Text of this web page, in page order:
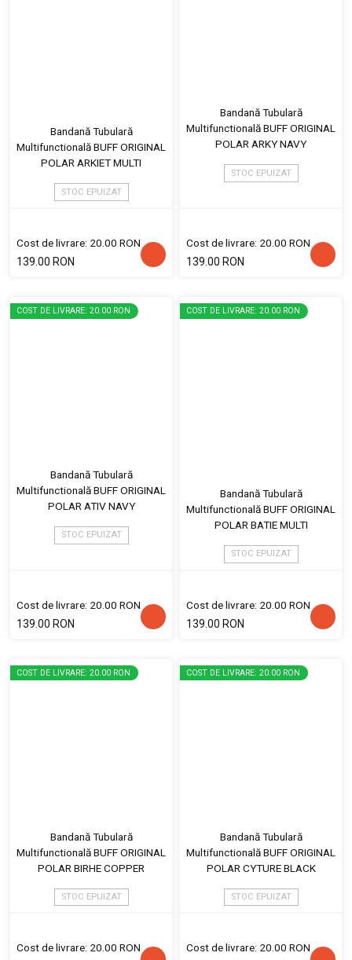
Bandană Tubulară
Multifunctională BUFF ORIGINAL
POLAR ARKIET MULTI
STOC EPUIZAT
Cost de livrare: 20.00 RON
139.00 RON
Bandană Tubulară
Multifunctională BUFF ORIGINAL
POLAR ARKY NAVY
STOC EPUIZAT
Cost de livrare: 20.00 RON
139.00 RON
COST DE LIVRARE: 20.00 RON
Bandană Tubulară
Multifunctională BUFF ORIGINAL
POLAR ATIV NAVY
STOC EPUIZAT
Cost de livrare: 20.00 RON
139.00 RON
COST DE LIVRARE: 20.00 RON
Bandană Tubulară
Multifunctională BUFF ORIGINAL
POLAR BATIE MULTI
STOC EPUIZAT
Cost de livrare: 20.00 RON
139.00 RON
COST DE LIVRARE: 20.00 RON
Bandană Tubulară
Multifunctională BUFF ORIGINAL
POLAR BIRHE COPPER
STOC EPUIZAT
Cost de livrare: 20.00 RON
COST DE LIVRARE: 20.00 RON
Bandană Tubulară
Multifunctională BUFF ORIGINAL
POLAR CYTURE BLACK
STOC EPUIZAT
Cost de livrare: 20.00 RON